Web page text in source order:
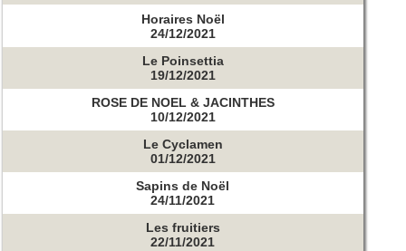
Horaires Noël
24/12/2021
Le Poinsettia
19/12/2021
ROSE DE NOEL & JACINTHES
10/12/2021
Le Cyclamen
01/12/2021
Sapins de Noël
24/11/2021
Les fruitiers
22/11/2021